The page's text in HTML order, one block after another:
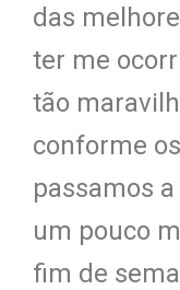
das
ter me
tão
conforme
passamos
um pouco
fim de